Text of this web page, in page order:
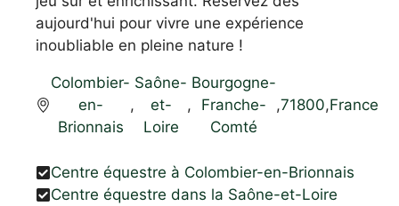
aujourd'hui pour vivre une expérience
inoubliable en pleine nature !
Colombier-
en-
Brionnais
,
Saône-
et-
Loire
,
Bourgogne-
Franche-
Comté
,71800,France
Centre équestre à Colombier-en-Brionnais
Centre équestre dans la Saône-et-Loire